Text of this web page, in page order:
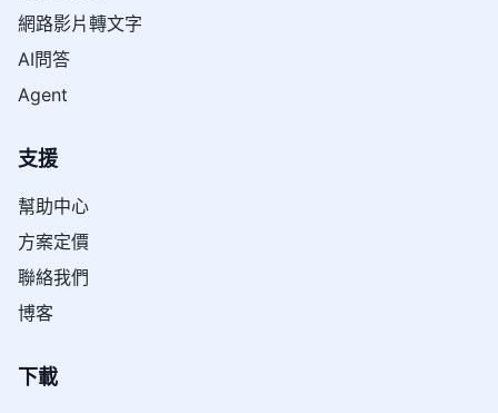
網路影片轉文字
AI問答
Agent
支援
幫助中心
方案定價
聯絡我們
博客
下載